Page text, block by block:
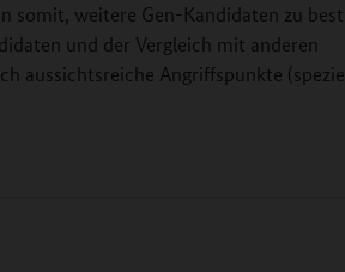
somit, weitere Gen-Kandidaten zu
und der Vergleich mit anderen
aussichtsreiche Angriffspunkte